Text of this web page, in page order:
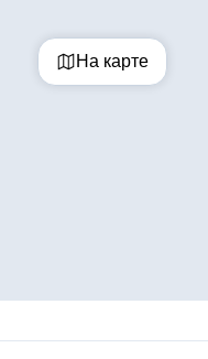
На карте